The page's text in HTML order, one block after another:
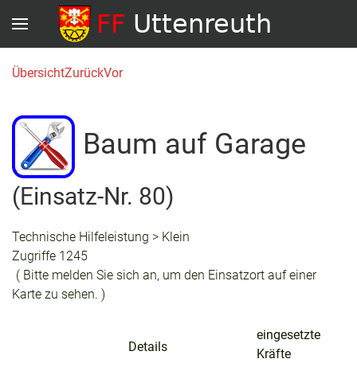
ÜbersichtZurückVor
Baum auf Garage
(Einsatz-Nr. 80)
Technische Hilfeleistung > Klein
Zugriffe 1245
( Bitte melden Sie sich an, um den Einsatzort auf einer
Karte zu sehen. )
Details
eingesetzte
Kräfte